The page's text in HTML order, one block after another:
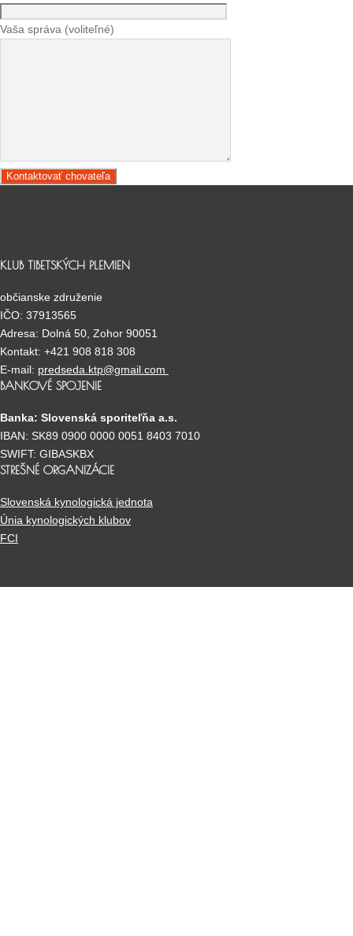
Vaša správa (voliteľné)
KLUB TIBETSKÝCH PLEMIEN
občianske združenie
IČO: 37913565
Adresa: Dolná 50, Zohor 90051
Kontakt: +421 908 818 308
E-mail: predseda.ktp@gmail.com
BANKOVÉ SPOJENIE
Banka: Slovenská sporiteľňa a.s.
IBAN: SK89 0900 0000 0051 8403 7010
SWIFT: GIBASKBX
STREŠNÉ ORGANIZÁCIE
Slovenská kynologická jednota
Únia kynologických klubov
FCI